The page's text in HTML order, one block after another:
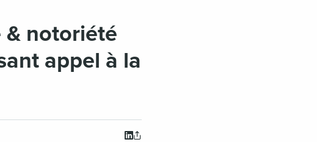
& notoriété
appel à la